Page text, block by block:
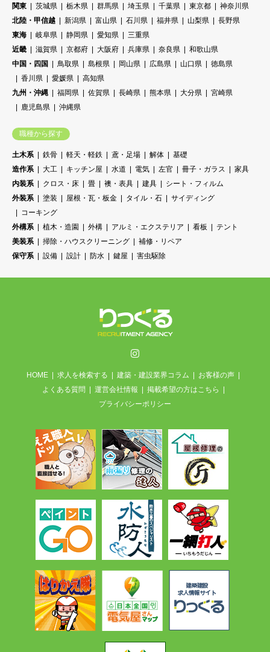
関東
茨城県 栃木県 群馬県 埼玉県 千葉県 東京都
神奈川県
北陸・甲信越
新潟県 富山県 石川県 福井県 山梨県
長野県
東海
岐阜県 静岡県 愛知県
三重県
近畿
滋賀県 京都府 大阪府 兵庫県 奈良県
和歌山県
中国・四国
鳥取県 島根県 岡山県 広島県 山口県
徳島県
香川県
愛媛県
高知県
九州・沖縄
福岡県 佐賀県 長崎県 熊本県 大分県
宮崎県
鹿児島県
沖縄県
職種から探す
土木系 鉄骨 軽天・軽鉄 鳶・足場 解体
基礎
造作系
大工 キッチン屋 水道 電気 左官 冊子・ガラス
家具
内装系
クロス・床 畳 襖・表具 建具
シート・フィルム
外装系
塗装 屋根・瓦・板金 タイル・石
サイディング
コーキング
外構系
植木・造園 外構 アルミ・エクステリア 看板
テント
美装系
掃除・ハウスクリーニング
補修・リペア
保守系
設備 設計 防水 鍵屋 害虫駆除
HOME 求人を検索する 建築・建設業界コラム
お客様の声
よくある質問
運営会社情報
掲載希望の方はこちら
プライバシーポリシー